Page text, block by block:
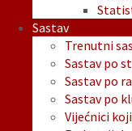
Sastav
Trenutni
Sastav po
Sastav po
Sastav po
Vijećnici